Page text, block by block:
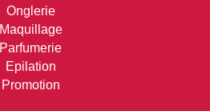
Onglerie
Maquillage
Parfumerie
Epilation
Promotion